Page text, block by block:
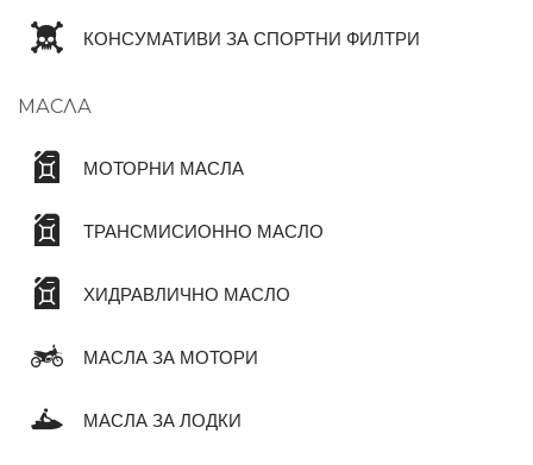
КОНСУМАТИВИ ЗА СПОРТНИ ФИЛТРИ
МАСЛА
МОТОРНИ МАСЛА
ТРАНСМИСИОННО МАСЛО
ХИДРАВЛИЧНО МАСЛО
МАСЛА ЗА МОТОРИ
МАСЛА ЗА ЛОДКИ